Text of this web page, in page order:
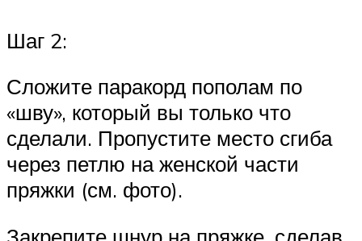
Шаг 2:
Сложите паракорд пополам по
«шву», который вы только что
сделали. Пропустите место сгиба
через петлю на женской части
пряжки (см. фото).